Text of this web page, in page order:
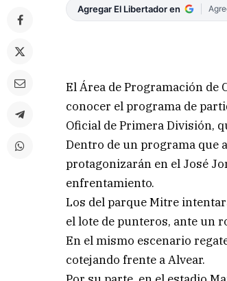
Agregar El Libertador en
El Área de Programación de
conocer el programa de
Oficial de Primera División,
Dentro de un programa que
protagonizarán en el José
enfrentamiento.
Los del parque Mitre
el lote de punteros, ante un
En el mismo escenario
cotejando frente a Alvear.